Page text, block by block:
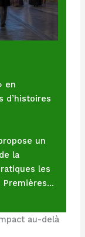
en
d’histoires
un
la
les
Premières…
au-delà